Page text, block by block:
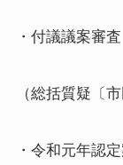
・付議議案審査
（総括質疑〔
・令和元年認